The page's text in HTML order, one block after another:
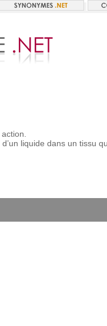
action.
d’un liquide dans un tissu